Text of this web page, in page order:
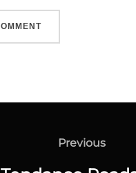
Previous